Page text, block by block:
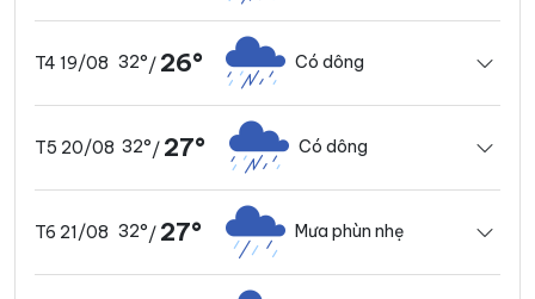
T4 19/08 32°/ 26° Có dông
T5 20/08 32°/ 27° Có dông
T6 21/08 32°/ 27° Mưa phùn nhẹ